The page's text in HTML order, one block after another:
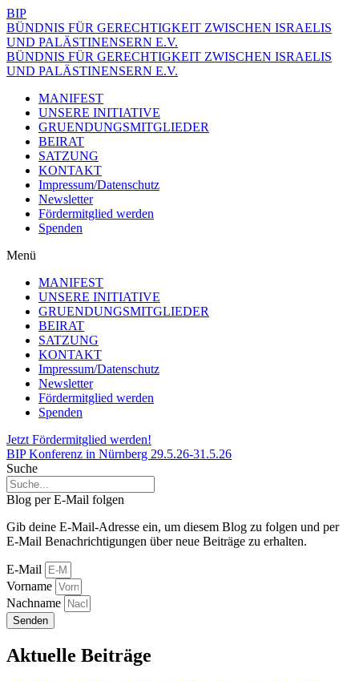
BIP
BÜNDNIS FÜR GERECHTIGKEIT ZWISCHEN ISRAELIS
UND PALÄSTINENSERN E.V.
BÜNDNIS FÜR GERECHTIGKEIT ZWISCHEN ISRAELIS
UND PALÄSTINENSERN E.V.
MANIFEST
UNSERE INITIATIVE
GRUENDUNGSMITGLIEDER
BEIRAT
SATZUNG
KONTAKT
Impressum/Datenschutz
Newsletter
Fördermitglied werden
Spenden
Menü
MANIFEST
UNSERE INITIATIVE
GRUENDUNGSMITGLIEDER
BEIRAT
SATZUNG
KONTAKT
Impressum/Datenschutz
Newsletter
Fördermitglied werden
Spenden
Jetzt Fördermitglied werden!
BIP Konferenz in Nürnberg 29.5.26-31.5.26
Suche
Blog per E-Mail folgen
Gib deine E-Mail-Adresse ein, um diesem Blog zu folgen und per
E-Mail Benachrichtigungen über neue Beiträge zu erhalten.
E-Mail
Vorname
Nachname
Senden
Aktuelle Beiträge